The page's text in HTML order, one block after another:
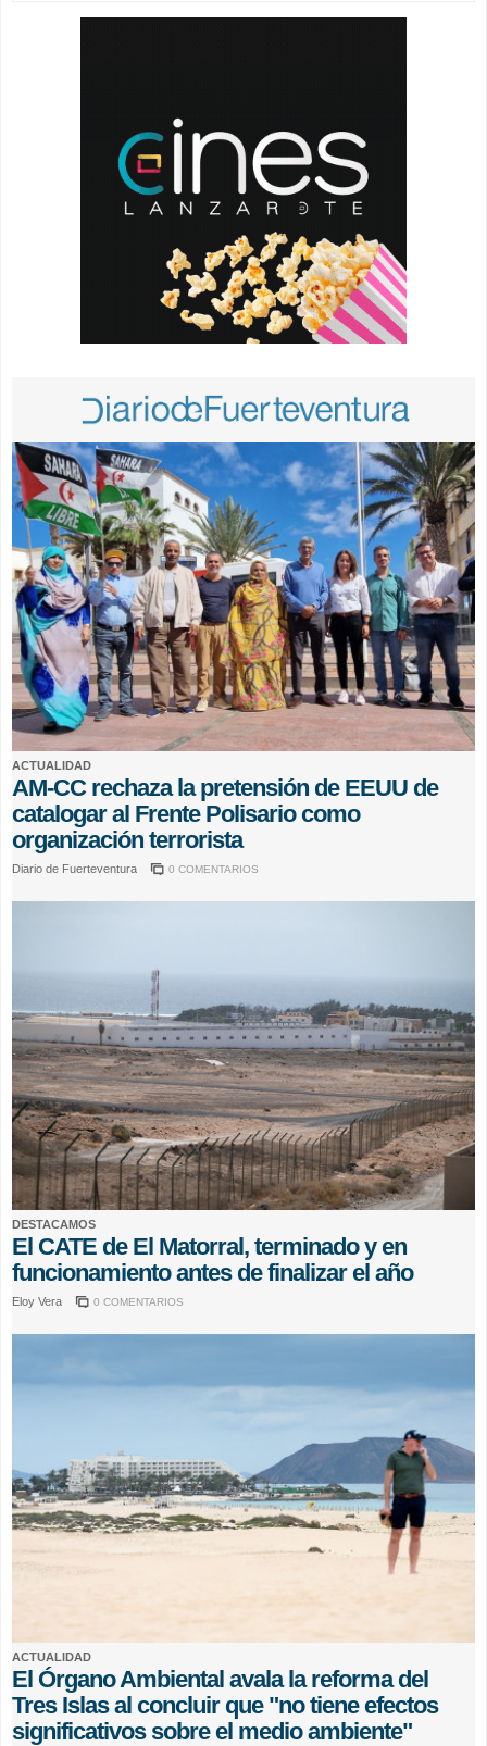
ACTUALIDAD
AM-CC rechaza la pretensión de EEUU de
catalogar al Frente Polisario como
organización terrorista
Diario de Fuerteventura 0 COMENTARIOS
DESTACAMOS
El CATE de El Matorral, terminado y en
funcionamiento antes de finalizar el año
Eloy Vera 0 COMENTARIOS
ACTUALIDAD
El Órgano Ambiental avala la reforma del
Tres Islas al concluir que "no tiene efectos
significativos sobre el medio ambiente"